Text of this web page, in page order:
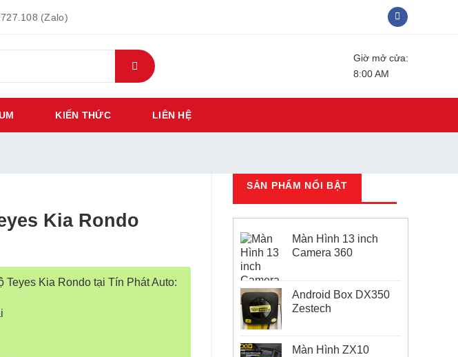
(Zalo)
Giờ mở cửa:
8:00 AM
KIẾN THỨC LIÊN HỆ
SẢN PHẨM NỔI BẬT
Màn Hình 13 inch
Camera 360
Android Box DX350
Zestech
Màn Hình ZX10
Kia Rondo
Kia Rondo tại Tín Phát Auto: